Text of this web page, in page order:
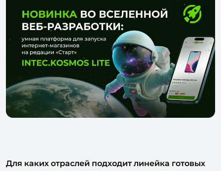
Для каких отраслей подходит линейка готовых